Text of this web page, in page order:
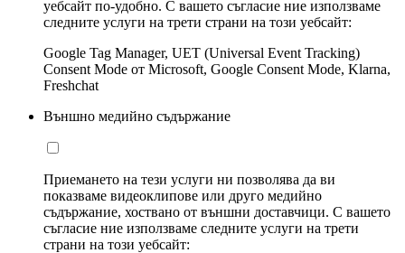
уебсайт по-удобно. С вашето съгласие ние използваме
следните услуги на трети страни на този уебсайт:
Google Tag Manager, UET (Universal Event Tracking)
Consent Mode от Microsoft, Google Consent Mode, Klarna,
Freshchat
Външно медийно съдържание
Приемането на тези услуги ни позволява да ви
показваме видеоклипове или друго медийно
съдържание, хоствано от външни доставчици. С вашето
съгласие ние използваме следните услуги на трети
страни на този уебсайт: